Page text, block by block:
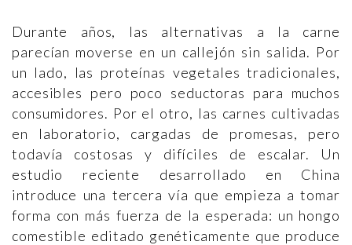
Durante años, las alternativas a la carne
parecían moverse en un callejón sin salida. Por
un lado, las proteínas vegetales tradicionales,
accesibles pero poco seductoras para muchos
consumidores. Por el otro, las carnes cultivadas
en laboratorio, cargadas de promesas, pero
todavía costosas y difíciles de escalar. Un
estudio reciente desarrollado en China
introduce una tercera vía que empieza a tomar
forma con más fuerza de la esperada: un hongo
comestible editado genéticamente que produce